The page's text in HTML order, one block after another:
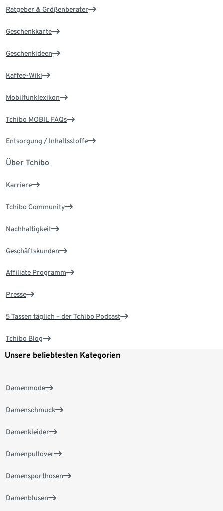
Ratgeber & Größenberater
Geschenkkarte
Geschenkideen
Kaffee-Wiki
Mobilfunklexikon
Tchibo MOBIL FAQs
Entsorgung / Inhaltsstoffe
Über Tchibo
Karriere
Tchibo Community
Nachhaltigkeit
Geschäftskunden
Affiliate Programm
Presse
5 Tassen täglich – der Tchibo Podcast
Tchibo Blog
Unsere beliebtesten Kategorien
Damenmode
Damenschmuck
Damenkleider
Damenpullover
Damensporthosen
Damenblusen